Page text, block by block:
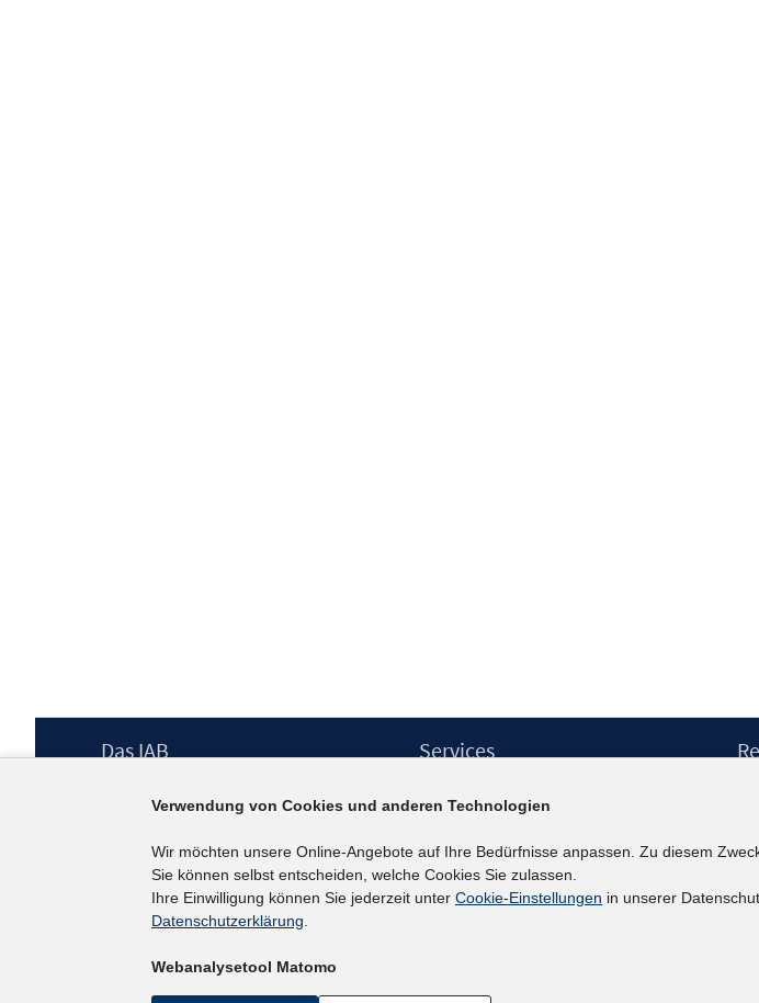
Footer
Das IAB
Berufsforschung (IAB) – unser Leitbild
Institutsleitung
Graduiertenprogramm
Befragungen
Projekte
Services
IAB-Newsletter
Kontakt
Verwendung von Cookies und anderen Technologien
Wir möchten unsere Online-Angebote auf Ihre Bedürfnisse anpassen. Zu diesem
Sie können selbst entscheiden, welche Cookies Sie zulassen.
Ihre Einwilligung können Sie jederzeit unter Cookie-Einstellungen in unserer
Datenschutzerklärung.
Webanalysetool Matomo